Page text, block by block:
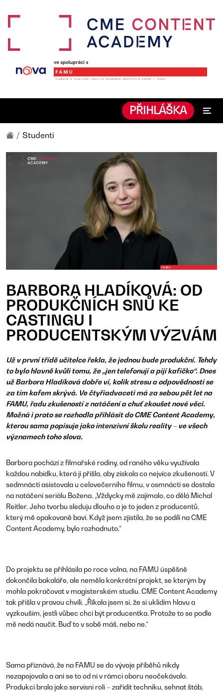
PŘIHLÁŠKA
Studenti
BARBORA HLADÍKOVÁ: OD
PRODUKČNÍCH SNŮ KE
CASTINGU I
PRODUCENTSKÝM VÝZVÁM
Už v první třídě učitelce řekla, že jednou bude produkční. Tehdy
to bylo hlavně kvůli tomu, že „jen telefonují a pijí kafíčko“. Dnes
už Barbora Hladíková dobře ví, kolik stresu a odpovědnosti se
za tím kafem skrývá. Ve čtyřiadvaceti má za sebou pět let na
FAMU, řadu zkušeností z natáčení a chuť zkoušet nové věci.
Možná i proto se rozhodla přihlásit do CME Content Academy,
kterou sama popisuje jako intenzivní školu reality – ve všech
významech toho slova.
Barbora pochází z filmařské rodiny, od raného věku využívala
každou nabídku, která ji přišla, aby získala co nejvíce zkušeností. V
sedmnácti asistovala u celovečerního filmu, v osmnácti se dostala
na natáčení seriálu Božena. „Vždycky mě zajímalo, co dělá Michal
Reitler. Jeho tvorbu sleduju dlouho a je to jeden z producentů,
který mě opakovaně baví. Když jsem zjistila, že se podílí na CME
Content Academy, bylo rozhodnuto.“
Do projektu se přihlásila po roce volna, na FAMU úspěšně
dokončila bakaláře, ale neměla konkrétní projekt, se kterým by
mohla pokračovat v magisterském studiu. CME Content Academy
tak přišla v pravou chvíli. „Říkala jsem si, že si uklidím hlavu a
vyzkouším, jestli vůbec chci být producentka. Protože to se podle
mě nedá naučit. Buď to v sobě máš, nebo ne.“
Sama přiznává, že na FAMU se do vývoje příběhů nikdy
nezapojovala a ani se to od ní v rámci oboru neočekávalo.
Produkci brala jako servisní roli – zařídit techniku, sehnat štáb,